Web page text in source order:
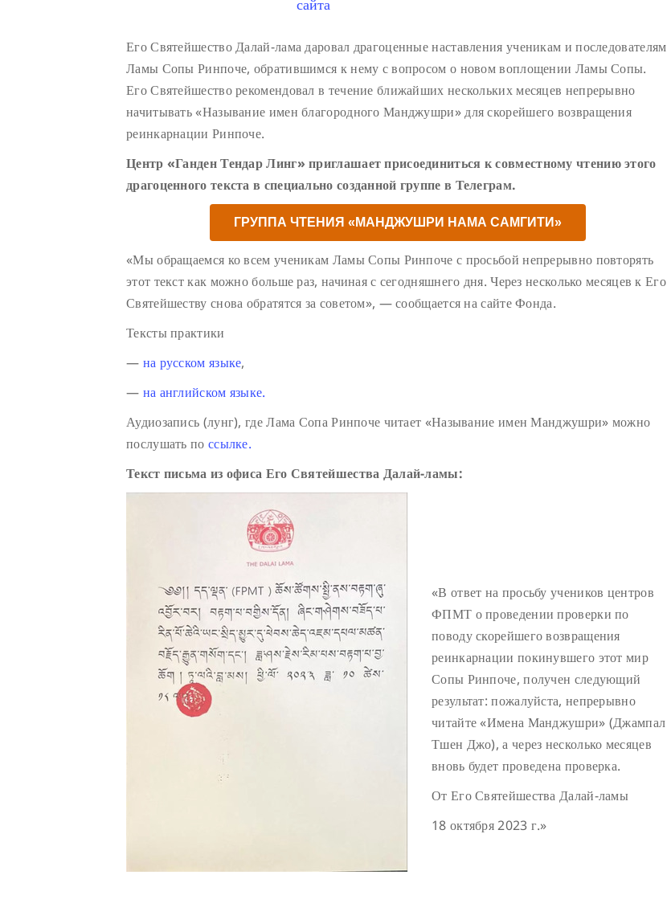
Его Святейшество Далай-лама даровал драгоценные наставления ученикам и последователям
Ламы Сопы Ринпоче, обратившимся к нему с вопросом о новом воплощении Ламы Сопы.
Его Святейшество рекомендовал в течение ближайших нескольких месяцев непрерывно
начитывать «Называние имен благородного Манджушри» для скорейшего возвращения
реинкарнации Ринпоче.
Центр «Ганден Тендар Линг» приглашает присоединиться к совместному чтению этого
драгоценного текста в специально созданной группе в Телеграм.
ГРУППА ЧТЕНИЯ «МАНДЖУШРИ НАМА САМГИТИ»
«Мы обращаемся ко всем ученикам Ламы Сопы Ринпоче с просьбой непрерывно повторять
этот текст как можно больше раз, начиная с сегодняшнего дня. Через несколько месяцев к Его
Святейшеству снова обратятся за советом», — сообщается на сайте Фонда.
Тексты практики
— на русском языке,
— на английском языке.
Аудиозапись (лунг), где Лама Сопа Ринпоче читает «Называние имен Манджушри» можно
послушать по ссылке.
Текст письма из офиса Его Святейшества Далай-ламы:
«В ответ на просьбу учеников центров
ФПМТ о проведении проверки по
поводу скорейшего возвращения
реинкарнации покинувшего этот мир
Сопы Ринпоче, получен следующий
результат: пожалуйста, непрерывно
читайте «Имена Манджушри» (Джампал
Тшен Джо), а через несколько месяцев
вновь будет проведена проверка.
От Его Святейшества Далай-ламы
18 октября 2023 г.»